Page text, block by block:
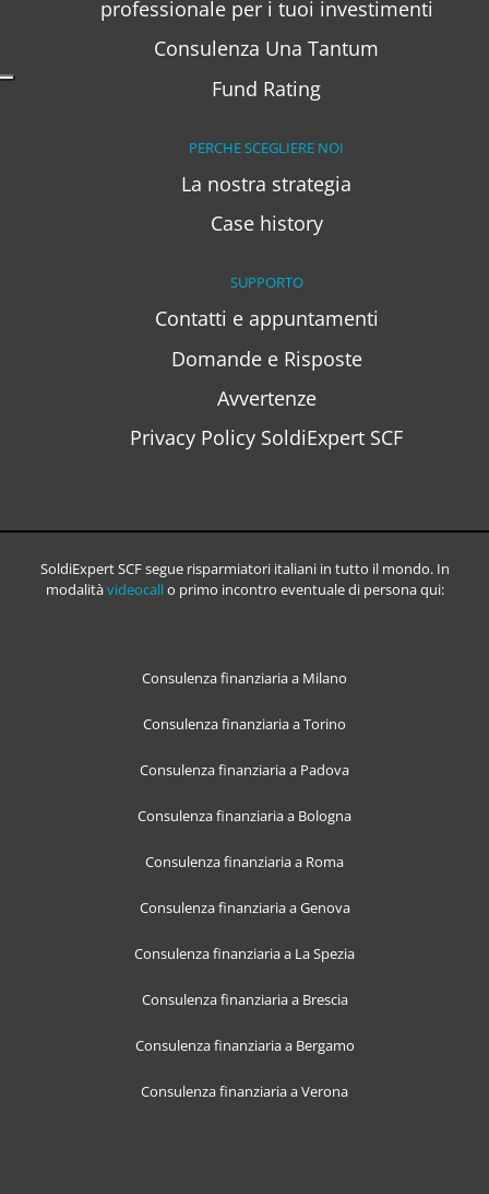
professionale per i tuoi investimenti
Consulenza Una Tantum
Fund Rating
PERCHE SCEGLIERE NOI
La nostra strategia
Case history
SUPPORTO
Contatti e appuntamenti
Domande e Risposte
Avvertenze
Privacy Policy SoldiExpert SCF
SoldiExpert SCF segue risparmiatori italiani in tutto il mondo. In
modalitàvideocallo primo incontro eventuale di persona qui:
Consulenza finanziaria a Milano
Consulenza finanziaria a Torino
Consulenza finanziaria a Padova
Consulenza finanziaria a Bologna
Consulenza finanziaria a Roma
Consulenza finanziaria a Genova
Consulenza finanziaria a La Spezia
Consulenza finanziaria a Brescia
Consulenza finanziaria a Bergamo
Consulenza finanziaria a Verona